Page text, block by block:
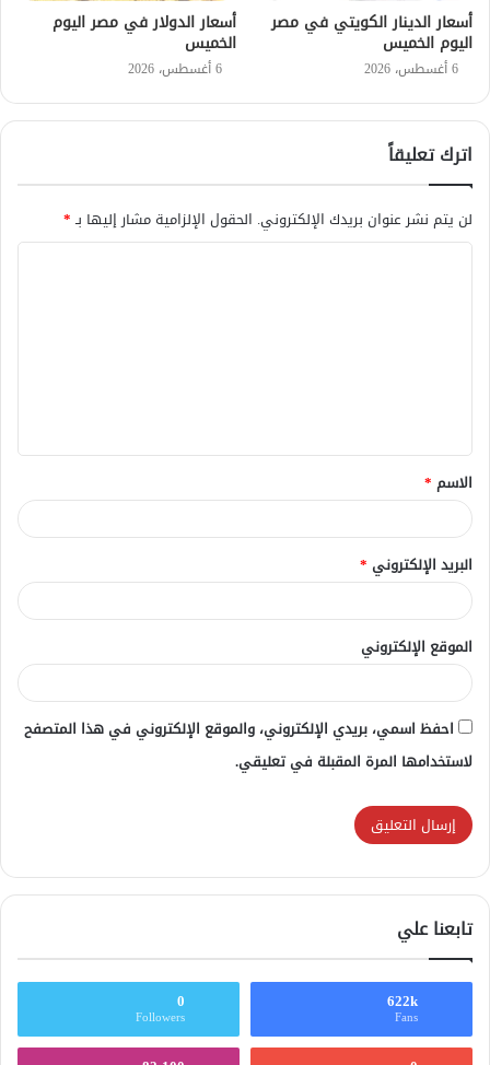
أسعار الدينار الكويتي في مصر
اليوم الخميس
6 أغسطس، 2026
أسعار الدولار في مصر اليوم
الخميس
6 أغسطس، 2026
اترك تعليقاً
لن يتم نشر عنوان بريدك الإلكتروني. الحقول الإلزامية مشار إليها بـ*
ق
*
الاسم *
البريد الإلكتروني *
الموقع الإلكتروني
احفظ اسمي، بريدي الإلكتروني، والموقع الإلكتروني في هذا المتصفح
لاستخدامها المرة المقبلة في تعليقي.
تابعنا علي
622k
Fans
0
Followers